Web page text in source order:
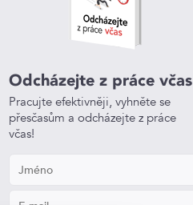
Odcházejte z práce včas
Pracujte efektivněji, vyhněte se
přesčasům a odcházejte z práce
včas!